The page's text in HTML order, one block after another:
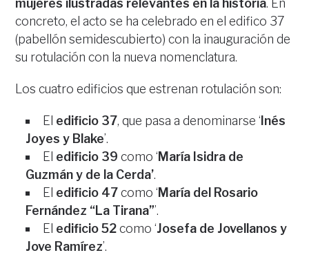
mujeres ilustradas relevantes en la historia. En
concreto, el acto se ha celebrado en el edifico 37
(pabellón semidescubierto) con la inauguración de
su rotulación con la nueva nomenclatura.
Los cuatro edificios que estrenan rotulación son:
El edificio 37, que pasa a denominarse ‘ Inés
Joyes y Blake’.
El edificio 39 como ‘María Isidra de
Guzmán y de la Cerda’.
El edificio 47como ‘María del Rosario
Fernández “La Tirana”’.
El edificio 52como ‘Josefa de Jovellanos y
Jove Ramírez’.